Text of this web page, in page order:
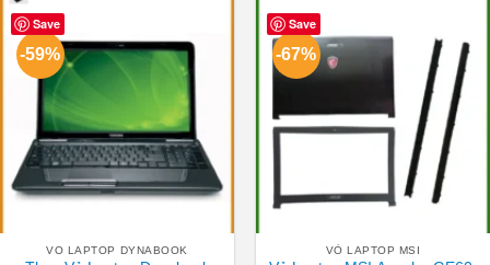
Save
-59%
VO LAPTOP DYNABOOK
Save
-67%
VỎ LAPTOP MSI